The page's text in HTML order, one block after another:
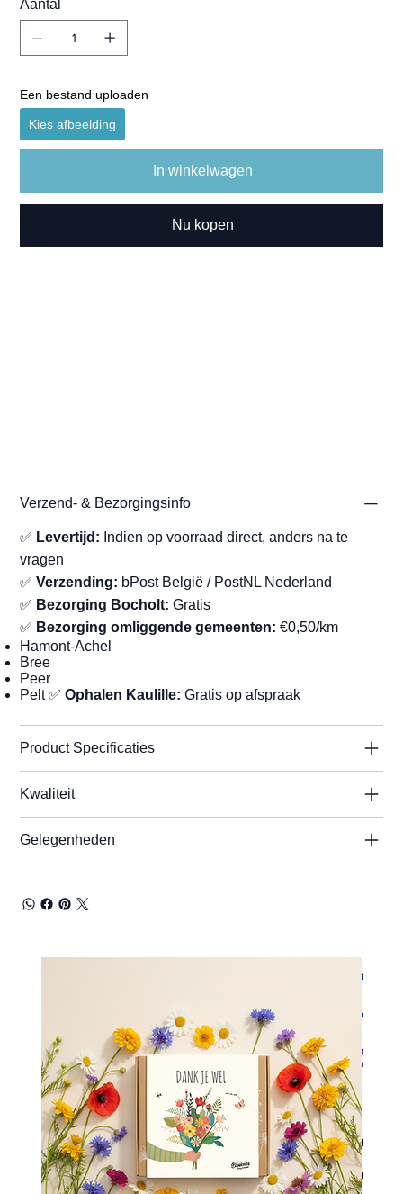
Aantal
Een bestand uploaden
Kies afbeelding
In winkelwagen
Nu kopen
Verzend- & Bezorgingsinfo
✅ Levertijd: Indien op voorraad direct, anders na te
vragen
✅Verzending: bPost België / PostNL Nederland
✅ Bezorging Bocholt: Gratis
✅ Bezorging omliggende gemeenten: €0,50/km
Hamont-Achel
Bree
Peer
Pelt ✅Ophalen Kaulille: Gratis op afspraak
Product Specificaties
Kwaliteit
Gelegenheden